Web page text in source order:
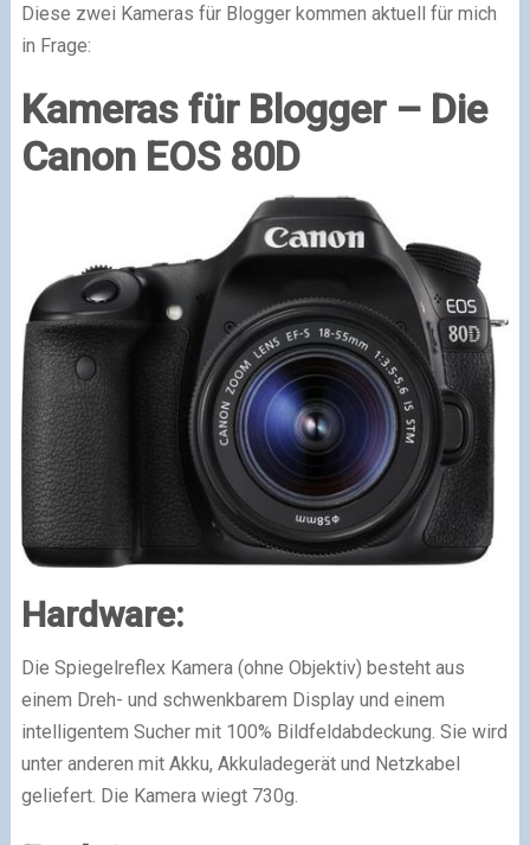
Diese zwei Kameras für Blogger kommen aktuell für mich
in Frage:
Kameras für Blogger – Die
Canon EOS 80D
Hardware:
Die Spiegelreflex Kamera (ohne Objektiv) besteht aus
einem Dreh- und schwenkbarem Display und einem
intelligentem Sucher mit 100% Bildfeldabdeckung. Sie wird
unter anderen mit Akku, Akkuladegerät und Netzkabel
geliefert. Die Kamera wiegt 730g.